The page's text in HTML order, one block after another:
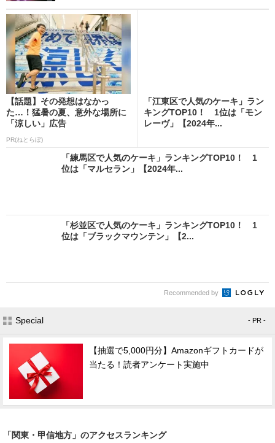
【話題】その発想はなかっ
た…！猛暑の夏、意外な場所に
「涼しい」広告
PR(ねとらぼ)
「江東区で人気のケーキ」ラン
キングTOP10！ 1位は「モン
レーヴ」【2024年...
「練馬区で人気のケーキ」ランキングTOP10！ 1
位は「マルセラン」【2024年...
「杉並区で人気のケーキ」ランキングTOP10！ 1
位は「ブラックマウンテン」【2...
Recommended by
Special - PR -
【抽選で5,000円分】Amazonギフトカードが
当たる！読者アンケート実施中
「関東・甲信地方」のアクセスランキング